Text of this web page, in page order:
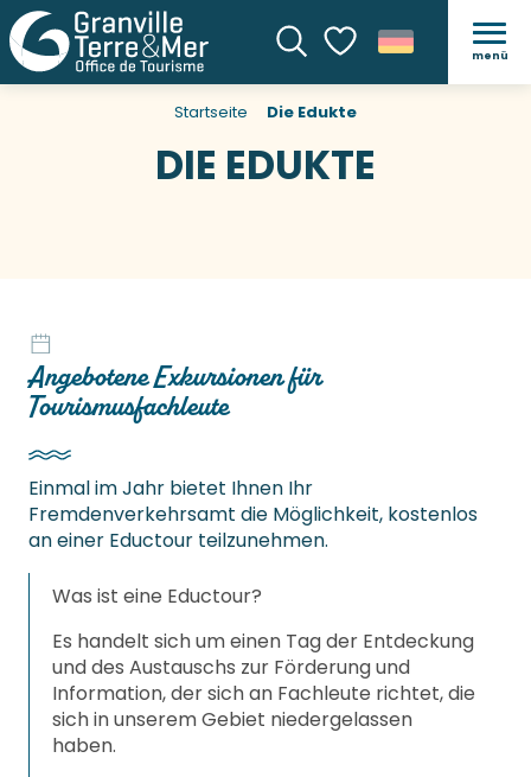
SucheVoir les favoris
menü
Startseite Die Edukte
DIE EDUKTE
Angebotene Exkursionen für
Tourismusfachleute
Einmal im Jahr bietet Ihnen Ihr
Fremdenverkehrsamt die Möglichkeit, kostenlos
an einer Eductour teilzunehmen.
Was ist eine Eductour?
Es handelt sich um einen Tag der Entdeckung
und des Austauschs zur Förderung und
Information, der sich an Fachleute richtet, die
sich in unserem Gebiet niedergelassen
haben.